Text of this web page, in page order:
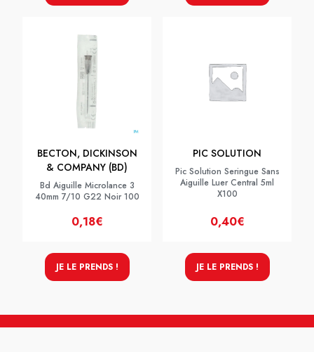
BECTON, DICKINSON
& COMPANY (BD)
Bd Aiguille Microlance 3
40mm 7/10 G22 Noir 100
0,18€
JE LE PRENDS !
PIC SOLUTION
Pic Solution Seringue Sans
Aiguille Luer Central 5ml
X100
0,40€
JE LE PRENDS !